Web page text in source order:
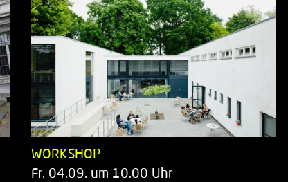
WORKSHOP
Fr. 04.09. um 10.00 Uhr